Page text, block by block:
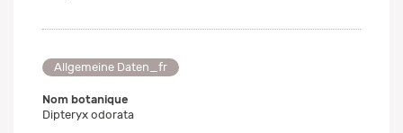
Allgemeine Daten_fr
Nom botanique
Dipteryx odorata